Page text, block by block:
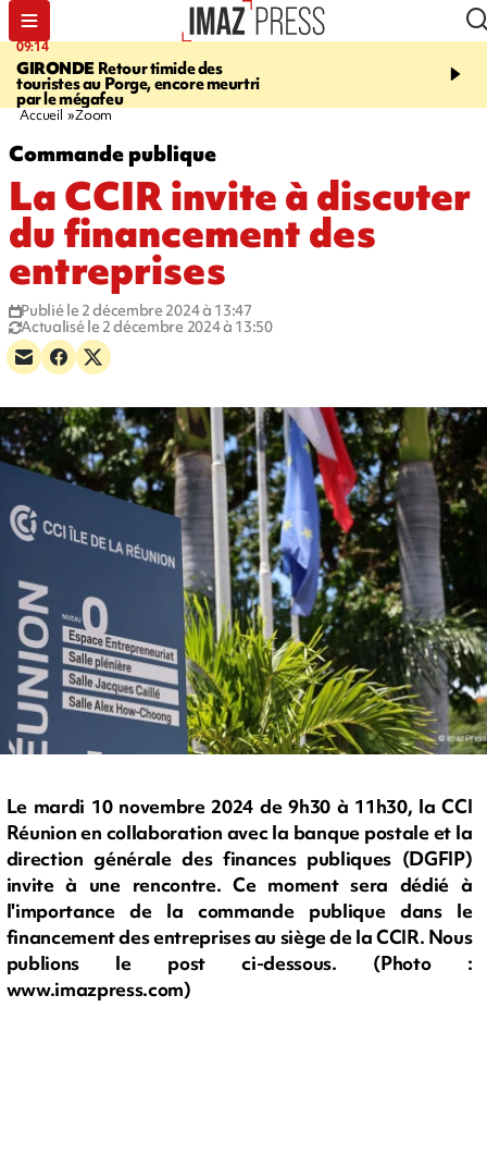
09:14
GIRONDE Retour timide des
touristes au Porge, encore meurtri
par le mégafeu
13:09
Des
font cinq morts en
Accueil Zoom
Commande publique
La CCIR invite à discuter
du financement des
entreprises
Publié le 2 décembre 2024 à 13:47
Actualisé le 2 décembre 2024 à 13:50
Le mardi 10 novembre 2024 de 9h30 à 11h30, la CCI
Réunion en collaboration avec la banque postale et la
direction générale des finances publiques (DGFIP)
invite à une rencontre. Ce moment sera dédié à
l'importance de la commande publique dans le
financement des entreprises au siège de la CCIR. Nous
publions le post ci-dessous. (Photo :
www.imazpress.com)